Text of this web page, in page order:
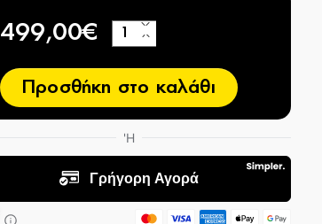
499,00€ −
+
Προσθήκη στο καλάθι